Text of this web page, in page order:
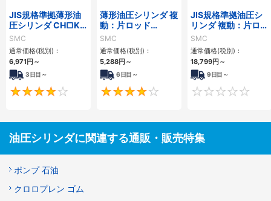
JIS規格準拠薄形油
圧シリンダ CH□KD
シリーズ
SMC
通常価格(税別)：
6,971円 ～
3日目～
4
薄形油圧シリンダ 複
動：片ロッド
CH□QBシリーズ
SMC
通常価格(税別)：
5,288円 ～
6日目～
4
JIS規格準拠油圧シ
リンダ 複動：片ロッ
ド CH2E・CH2F・
CH2G・CH2Hシリ
ーズ
SMC
通常価格(税別)：
18,799円 ～
9日目～
油圧シリンダに関連する通販・販売特集
ポンプ 石油
クロロプレン ゴム